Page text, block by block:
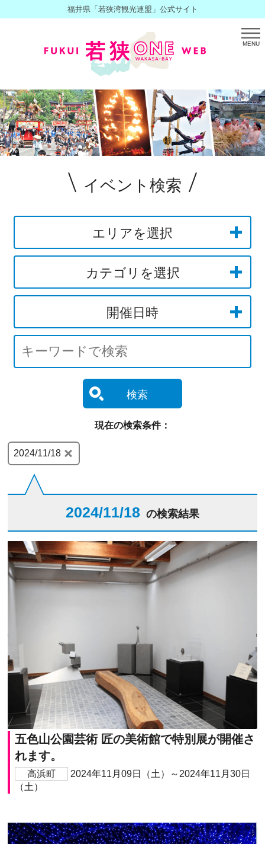
福井県「若狭湾観光連盟」公式サイト
MENU
イベント検索
エリアを選択
カテゴリを選択
開催日時
検索
現在の検索条件：
2024/11/18
2024/11/18 の検索結果
五色山公園芸術 匠の美術館で特別展が開催さ
れます。
高浜町
2024年11月09日（土）～2024年11月30日
（土）